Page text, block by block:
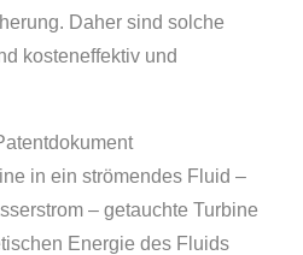
Daher sind solche
kosteneffektiv und
in ein strömendes Fluid –
– getauchte Turbine
Energie des Fluids